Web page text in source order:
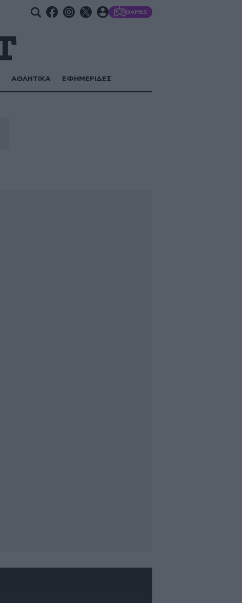
GAMES
ΑΘΛΗΤΙΚΑ ΕΦΗΜΕΡΙΔΕΣ